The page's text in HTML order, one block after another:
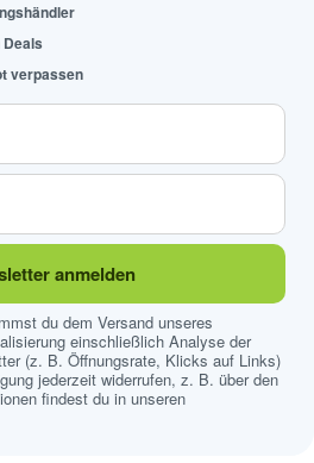
verpassen
anmelden
du dem Versand unseres
einschließlich Analyse der
(z. B. Öffnungsrate, Klicks auf Links)
jederzeit widerrufen, z. B. über den
findest du in unseren